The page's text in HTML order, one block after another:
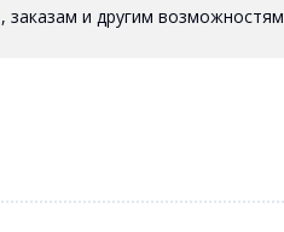
заказам и другим возможностям